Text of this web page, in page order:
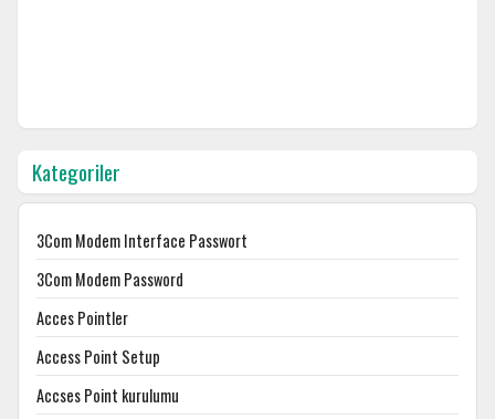
Kategoriler
3Com Modem Interface Passwort
3Com Modem Password
Acces Pointler
Access Point Setup
Accses Point kurulumu